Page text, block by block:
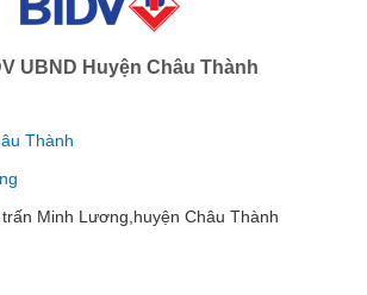
UBND Huyện Châu Thành
Thành
Minh Lương,huyện Châu Thành